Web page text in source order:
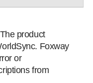
product
Foxway
or
from